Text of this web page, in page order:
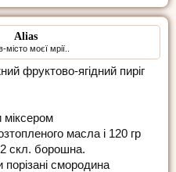
Alias
місто моєї мрії..
фруктово-ягідний пиріг
міксером
масла і 120 гр
скл. борошна.
порізані смородина